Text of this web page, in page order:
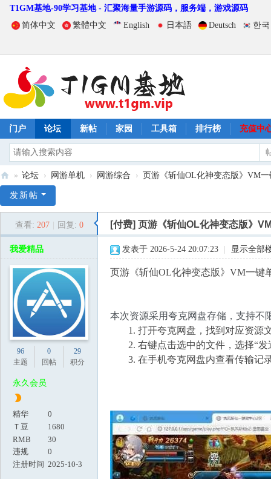
T1GM基地-90学习基地 - 汇聚海量手游源码，服务端，游戏源码
简体中文
繁體中文 English 日本語 Deutsch 한
门户 论坛 新帖 家园 工具箱 排行榜 充值中
1
» 论坛 › 网游单机 › 网游综合 › 页游《斩仙OL化神变态版》VM
发新帖
查看: 207 回复: 0 [付费] 页游《斩仙OL化神变态版》
我爱精品
96
主题
0
回帖
29
积分
永久会员
精华
0
Ｔ豆
1680
RMB
30
违规
0
注册时间 2025-10-3
发表于 2026-5-24 20:07:23 显示全部
页游《斩仙OL化神变态版》VM一键
本次资源采用夸克网盘存储，支持不
打开夸克网盘，找到对应资源
右键点击选中的文件，选择“发
在手机夸克网盘内查看传输记